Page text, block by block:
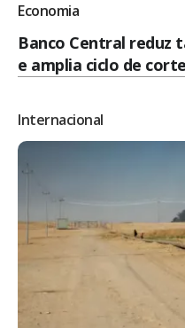
Economia
Banco Central reduz
e amplia ciclo de
Internacional